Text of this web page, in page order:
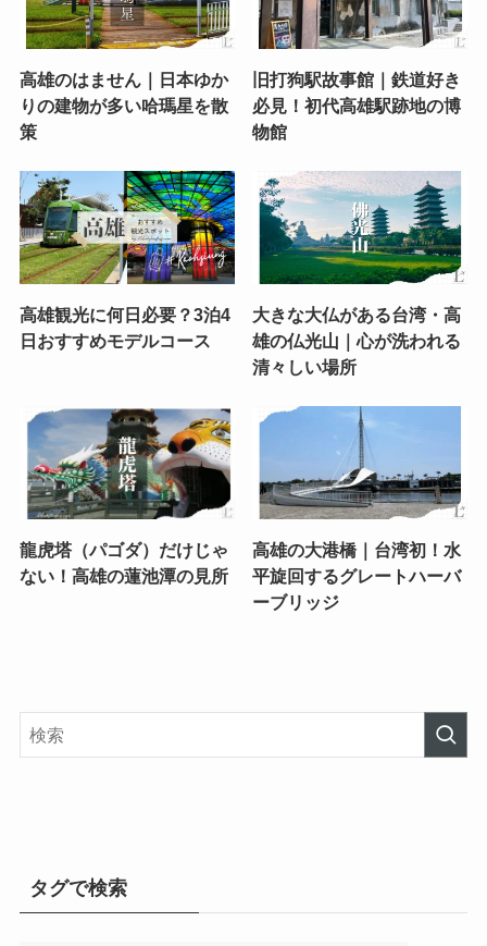
高雄のはません｜日本ゆか
りの建物が多い哈瑪星を散
策
旧打狗駅故事館｜鉄道好き
必見！初代高雄駅跡地の博
物館
高雄観光に何日必要？3泊4
日おすすめモデルコース
大きな大仏がある台湾・高
雄の仏光山｜心が洗われる
清々しい場所
龍虎塔（パゴダ）だけじゃ
ない！高雄の蓮池潭の見所
高雄の大港橋｜台湾初！水
平旋回するグレートハーバ
ーブリッジ
タグで検索